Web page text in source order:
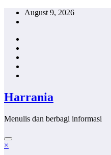
Skip
August 9, 2026
Harrania
Menulis dan berbagi informasi
×